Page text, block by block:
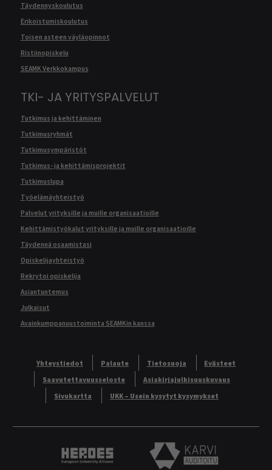
Täydennyskoulutus
Erikoistumiskoulutus
Toisen asteen väyläopinnot
Ristiinopiskelu
SEAMK Verkkokampus
TKI- JA YRITYSPALVELUT
Tutkimus ja kehittäminen
Tutkimusryhmät
Tutkimusympäristöt
Tutkimus- ja kehittämisprojektit
Tutkimuslupa
Työelämäyhteistyö
Palvelut yrityksille ja muille organisaatioille
Kehittämistyökalut yrityksille ja muille organisaatioille
Täydennä osaamistasi
Opiskelijayhteistyö
Rekrytoi opiskelija
Asiantuntemus
Julkaisut
Avainkumppanuustoiminta SEAMKin kanssa
Yhteystiedot Palaute Tietosuoja
Evästeet
Saavutettavuusseloste
Asiakirjajulkisuuskuvaus
Sivukartta
UKK – Usein kysytyt kysymykset
Heroes European University Alliance logo
Karvi Auditoitu logo